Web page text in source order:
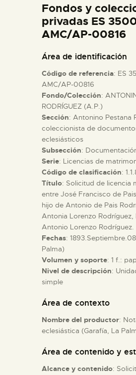
ESPAÑOL
ACTIVIDADES
█
EL MUSEO
COLECCIONES
DIDÁCTICA
ESPAÑOL
Fondos y
privadas ES
AMC/AP-00816
Área de identificación
Código de referencia: ES
AMC/AP-00816
Fondo/Colección:
RODRÍGUEZ (A.P.)
Sección: Antonino Pestana
coleccionista de
eclesiásticos
Subsección:
Serie: Licencias de
Código de clasificación:
Título: Solicitud de licencia
entre José Francisco de
hijo de Antonio de Pais
Antonia Lorenzo Rodríguez,
Antonio Lorenzo Rodríguez.
Fechas:
Palma)
Volumen y soporte: 1 f.:
Nivel de descripción:
simple
Área de contexto
Nombre del productor:
eclesiástica (Garafía, La
Área de contenido y
Alcance y contenido: